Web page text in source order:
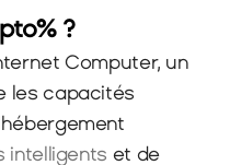
?
Computer, un
les capacités
intelligents et de